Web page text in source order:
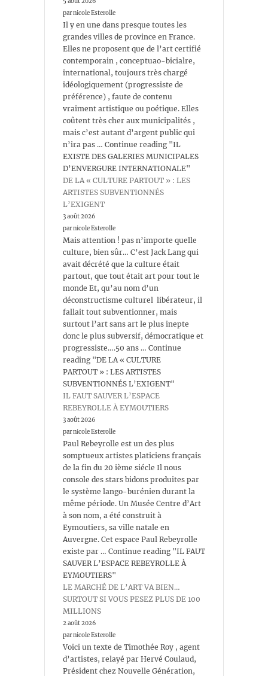
par nicole Esterolle
Il y en une dans presque toutes les
grandes villes de province en France.
Elles ne proposent que de l’art certifié
contemporain , conceptuao-bicialre,
international, toujours très chargé
idéologiquement (progressiste de
préférence) , faute de contenu
vraiment artistique ou poétique. Elles
coûtent très cher aux municipalités ,
mais c’est autant d’argent public qui
n’ira pas … Continue reading "IL
EXISTE DES GALERIES MUNICIPALES
D’ENVERGURE INTERNATIONALE"
DE LA « CULTURE PARTOUT » : LES
ARTISTES SUBVENTIONNÉS
L’EXIGENT
3 août 2026
par nicole Esterolle
Mais attention ! pas n’importe quelle
culture, bien sûr… C’est Jack Lang qui
avait décrété que la culture était
partout, que tout était art pour tout le
monde Et, qu’au nom d’un
déconstructisme culturel libérateur, il
fallait tout subventionner, mais
surtout l’art sans art le plus inepte
donc le plus subversif, démocratique et
progressiste….50 ans … Continue
reading "DE LA « CULTURE
PARTOUT » : LES ARTISTES
SUBVENTIONNÉS L’EXIGENT"
IL FAUT SAUVER L’ESPACE
REBEYROLLE À EYMOUTIERS
3 août 2026
par nicole Esterolle
Paul Rebeyrolle est un des plus
somptueux artistes platiciens français
de la fin du 20 ième siécle Il nous
console des stars bidons produites par
le système lango-burénien durant la
même période. Un Musée Centre d’Art
à son nom, a été construit à
Eymoutiers, sa ville natale en
Auvergne. Cet espace Paul Rebeyrolle
existe par … Continue reading "IL FAUT
SAUVER L’ESPACE REBEYROLLE À
EYMOUTIERS"
LE MARCHÉ DE L’ART VA BIEN…
SURTOUT SI VOUS PESEZ PLUS DE 100
MILLIONS
2 août 2026
par nicole Esterolle
Voici un texte de Timothée Roy , agent
d’artistes, relayé par Hervé Coulaud,
Président chez Nouvelle Génération,